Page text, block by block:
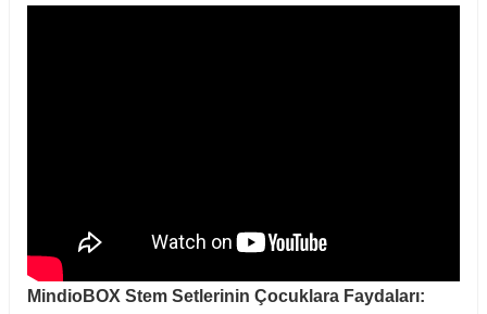
MindioBOX Stem Setlerinin Çocuklara Faydaları: